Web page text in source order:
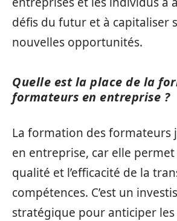
défis du futur et à capitaliser
nouvelles opportunités.
Quelle est la place de la
formateurs en entreprise ?
La formation des formateurs
en entreprise, car elle
qualité et l’efficacité de la
compétences. C’est un
stratégique pour anticiper